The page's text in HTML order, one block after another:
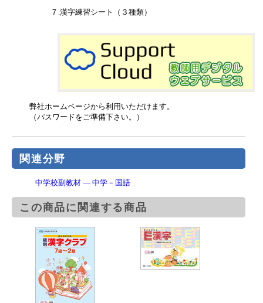
７.漢字練習シート（３種類）
弊社ホームページから利用いただけます。
（パスワードをご準備下さい。）
関連分野
中学校副教材 ― 中学－国語
この商品に関連する商品